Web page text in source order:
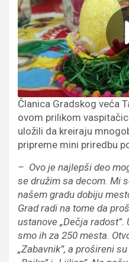
Članica Gradskog veća
ovom prilikom
uložili da kreiraju
pripreme mini priredbu
– Ovo je najlepši deo
se družim sa decom. Mi
našem gradu dobiju
Grad radi na tome da
ustanove „Dečja
smo ih za 250 mesta.
„Zabavnik”, a prošireni